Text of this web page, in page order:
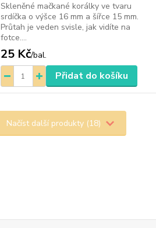
Skleněné mačkané korálky ve tvaru
srdíčka o výšce 16 mm a šířce 15 mm.
Průtah je veden svisle, jak vidíte na
fotce....
25 Kč/bal.
Přidat do košíku
Načíst další produkty (18)